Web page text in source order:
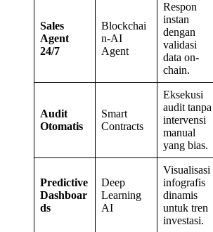
Sales
Agent
24/7
Blockchai
n-AI
Agent
Respon
instan
dengan
validasi
data on-
chain.
Audit
Otomatis
Smart
Contracts
Eksekusi
audit tanpa
intervensi
manual
yang bias.
Predictive
Dashboar
ds
Deep
Learning
AI
Visualisasi
infografis
dinamis
untuk tren
investasi.